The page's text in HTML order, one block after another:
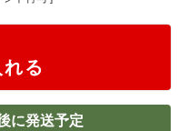
る
に発送予定